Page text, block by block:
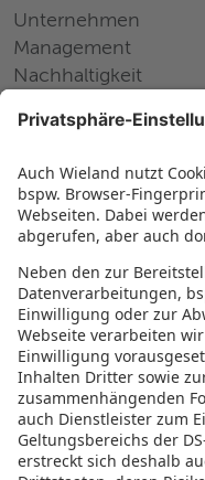
Unternehmen
Management
Nachhaltigkeit
Messen und Events
Karriere
Arbeiten bei Wieland
Jobs Europa
Jobs Nordamerika
Jobs Asien
RECHTLICHES